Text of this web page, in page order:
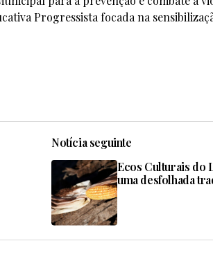
Progressista focada na
Notícia seguinte
Ecos Culturais do
uma desfolhada